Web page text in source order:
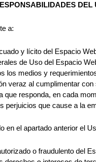
DEL
a:
y lícito del Espacio
de Uso del Espacio
los medios y
veraz al cumplimentar
que responda, en cada
perjuicios que cause a la
en el apartado anterior el
o fraudulento del